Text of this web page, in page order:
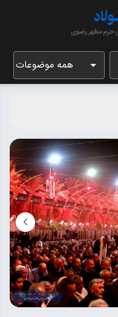
همه موضوعات